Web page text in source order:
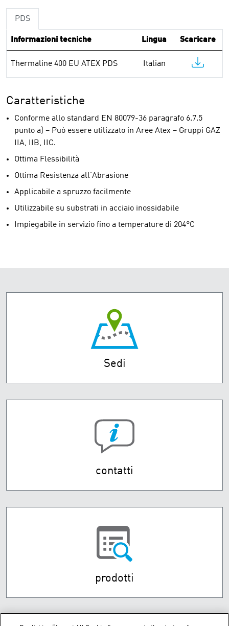
PDS
Informazioni tecniche Lingua Scaricare
Thermaline 400 EU ATEX PDS Italian
Caratteristiche
Conforme allo standard EN 80079-36 paragrafo 6.7.5
punto a) – Può essere utilizzato in Aree Atex – Gruppi GAZ
IIA, IIB, IIC.
Ottima Flessibilità
Ottima Resistenza all'Abrasione
Applicabile a spruzzo facilmente
Utilizzabile su substrati in acciaio inossidabile
Impiegabile in servizio fino a temperature di 204°C
Sedi
contatti
prodotti